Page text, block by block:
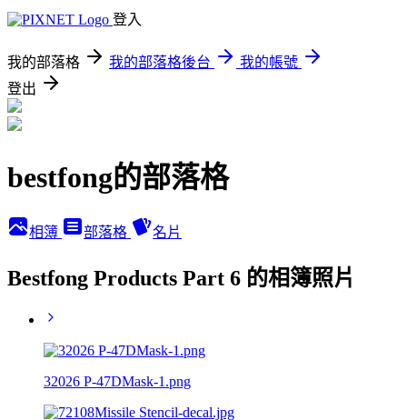
登入
我的部落格 我的部落格後台
我的帳號
登出
bestfong的部落格
相簿 部落格 名片
Bestfong Products Part 6 的相簿照片
32026 P-47DMask-1.png